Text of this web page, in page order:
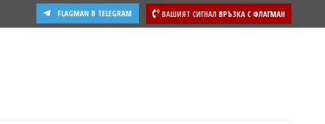
ВАШИЯТ СИГНАЛ ВРЪЗКА С ФЛАГМАН
FLAGMAN В TELEGRAM